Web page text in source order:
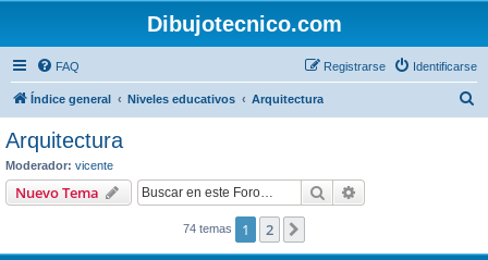
Dibujotecnico.com
FAQ Identificarse
Registrarse
Índice general Niveles educativos Arquitectura
Arquitectura
Moderador: vicente
Nuevo Tema Buscar
74 temas 1 2